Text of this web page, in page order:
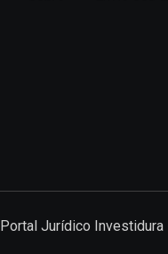
Portal Jurídico